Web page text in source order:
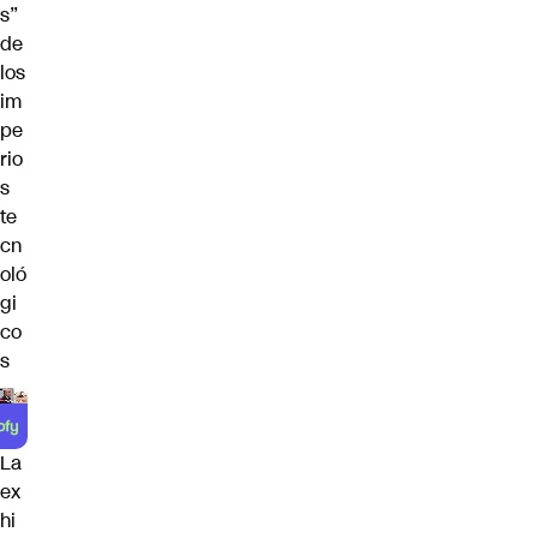
s”
de
los
im
pe
rio
s
te
cn
oló
gi
co
s
La
ex
hi